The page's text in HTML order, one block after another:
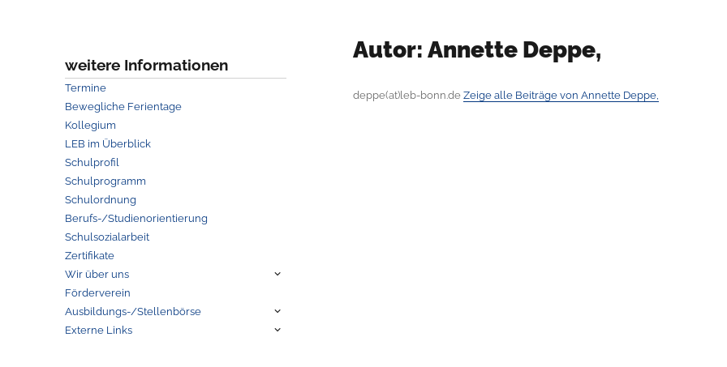
weitere Informationen
Termine
Bewegliche Ferientage
Kollegium
LEB im Überblick
Schulprofil
Schulprogramm
Schulordnung
Berufs-/Studienorientierung
Schulsozialarbeit
Zertifikate
Wir über uns
Untermenü
Förderverein
Ausbildungs-/Stellenbörse
Untermenü
Externe Links
Untermenü
Autor: Annette Deppe,
deppe(at)leb-bonn.deZeige alle Beiträge von Annette Deppe,